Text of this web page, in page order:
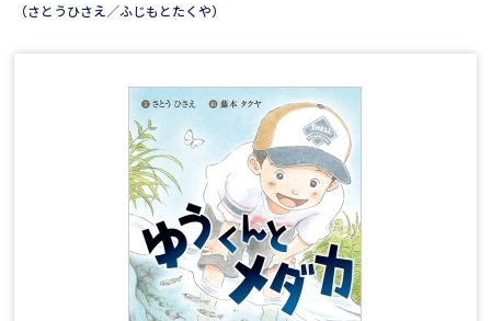
（さとうひさえ／ふじもとたくや）